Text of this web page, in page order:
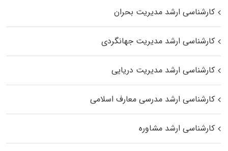
کارشناسی ارشد مدیریت بحران
کارشناسی ارشد مدیریت جهانگردی
کارشناسی ارشد مدیریت دریایی
کارشناسی ارشد مدرسی معارف اسلامی
کارشناسی ارشد مشاوره